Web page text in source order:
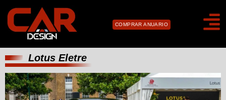
COMPRAR ANUARIO
Lotus Eletre